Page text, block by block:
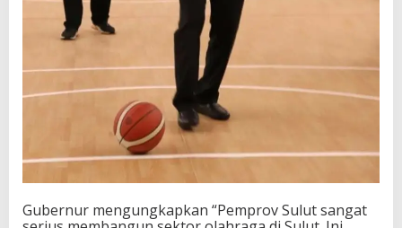
Gubernur mengungkapkan “Pemprov Sulut sangat